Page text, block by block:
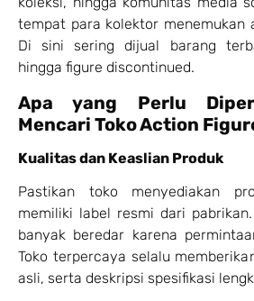
tempat para kolektor menemukan
Di sini sering dijual barang
hingga figure discontinued.
Apa yang Perlu
Mencari Toko Action
Kualitas dan Keaslian Produk
Pastikan toko menyediakan
memiliki label resmi dari
banyak beredar karena
Toko terpercaya selalu
asli, serta deskripsi spesifikasi